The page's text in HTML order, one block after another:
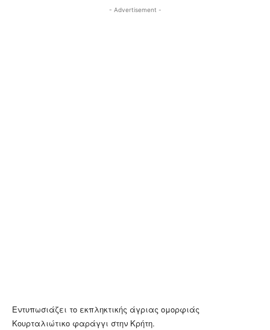
- Advertisement -
Εντυπωσιάζει το εκπληκτικής άγριας ομορφιάς
Κουρταλιώτικο φαράγγι στην Κρήτη.